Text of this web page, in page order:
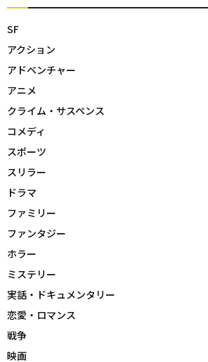
SF
アクション
アドベンチャー
アニメ
クライム・サスペンス
コメディ
スポーツ
スリラー
ドラマ
ファミリー
ファンタジー
ホラー
ミステリー
実話・ドキュメンタリー
恋愛・ロマンス
戦争
映画